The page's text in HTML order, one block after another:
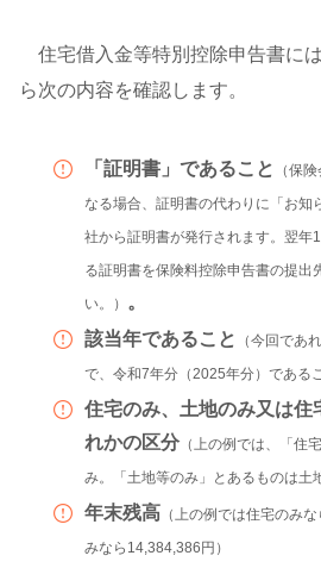
住宅借入金等特別控除申告書に
ら次の内容を確認します。
「証明書」であること
（保
なる場合、証明書の代わりに「お知
社から証明書が発行されます。翌年
る証明書を保険料控除申告書の提出
い。）
。
該当年であること
（今回であ
で、令和7年分（2025年分）である
住宅のみ、土地のみ又は住
れかの区分（上の例では、「住
み。「土地等のみ」とあるものは土
年末残高 （上の例では住宅のみ
みなら14,384,386円）